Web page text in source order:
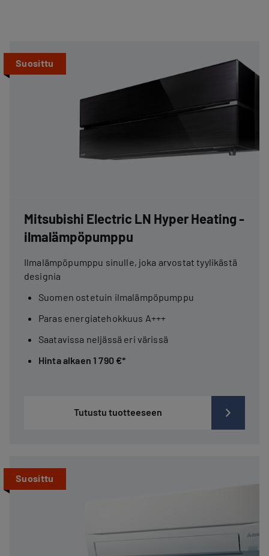
Suosittu
Mitsubishi Electric LN Hyper Heating -
ilmalämpöpumppu
Ilmalämpöpumppu sinulle, joka arvostat tyylikästä
designia
Suomen ostetuin ilmalämpöpumppu
Paras energiatehokkuus A+++
Saatavissa neljässä eri värissä
Hinta alkaen 1 790 €*
Tutustu tuotteeseen
Suosittu